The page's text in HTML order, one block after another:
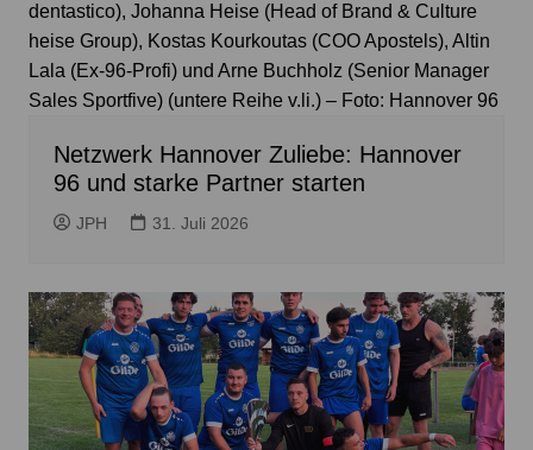
dentastico), Johanna Heise (Head of Brand & Culture
heise Group), Kostas Kourkoutas (COO Apostels), Altin
Lala (Ex-96-Profi) und Arne Buchholz (Senior Manager
Sales Sportfive) (untere Reihe v.li.) – Foto: Hannover 96
Netzwerk Hannover Zuliebe: Hannover
96 und starke Partner starten
JPH 31. Juli 2026